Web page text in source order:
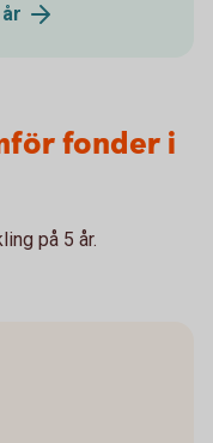
år
fonder i
på 5 år.